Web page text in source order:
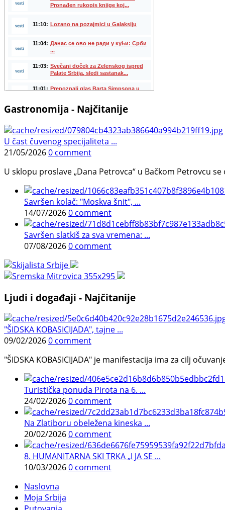
Gastronomija - Najčitanije
U čast čuvenog specijaliteta ...
21/05/20260 comment
U sklopu proslave „Dana Petrovca“ u Bačkom Petrovcu
Savršen kolač: "Moskva šnit", ...
14/07/20260 comment
Savršen slatkiš za sva vremena: ...
07/08/20260 comment
Ljudi i događaji - Najčitanije
"ŠIDSKA KOBASICIJADA", tajne ...
09/02/20260 comment
"ŠIDSKA KOBASICIJADA" je manifestacija ima za cilj
Turistička ponuda Pirota na 6. ...
24/02/20260 comment
Na Zlatiboru obeležena kineska ...
20/02/20260 comment
8. HUMANITARNA SKI TRKA „I JA SE ...
10/03/20260 comment
Naslovna
Moja Srbija